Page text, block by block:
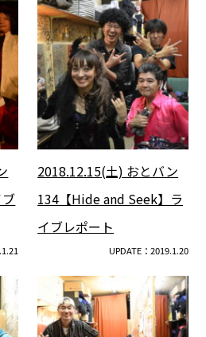
2018.12.15(土) おとバン
134【Hide and Seek】ラ
イブレポート
UPDATE：2019.1.20